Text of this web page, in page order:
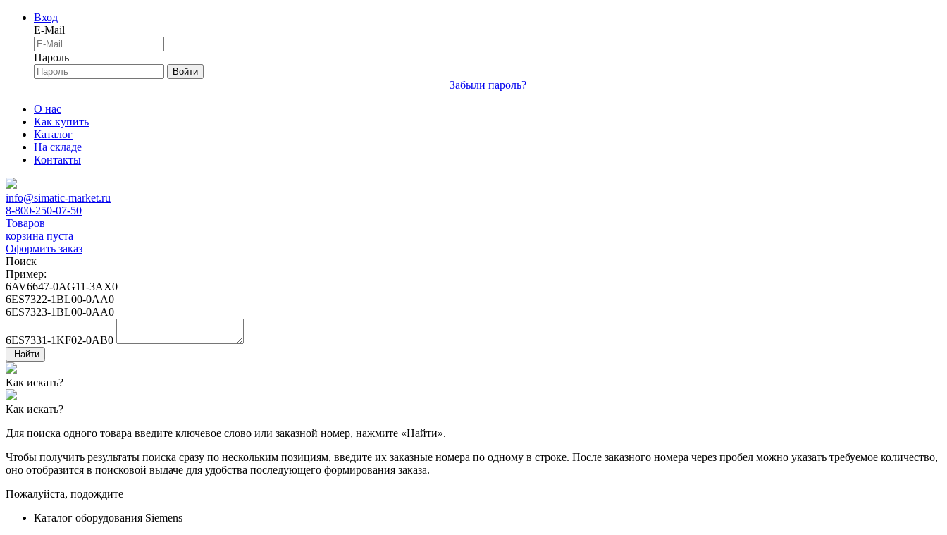
Вход
E-Mail
Пароль
Войти
Забыли пароль?
О нас
Как купить
Каталог
На складе
Контакты
info@simatic-market.ru
8-800-250-07-50
Товаров
корзина пуста
Оформить заказ
Поиск
Пример:
6AV6647-0AG11-3AX0
6ES7322-1BL00-0AA0
6ES7323-1BL00-0AA0
6ES7331-1KF02-0AB0
Найти
Как искать?
Как искать?
Для поиска одного товара введите ключевое слово или заказной номер, нажмите «Найти».
Чтобы получить результаты поиска сразу по нескольким позициям, введите их заказные номера по одному в строке. После заказного номера через пробел можно указать требуемое количество,
оно отобразится в поисковой выдаче для удобства последующего формирования заказа.
Пожалуйста, подождите
Каталог оборудования Siemens